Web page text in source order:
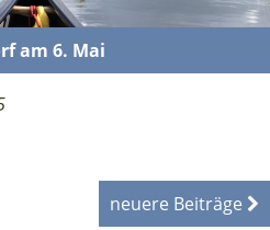
am 6. Mai
neuere Beiträge